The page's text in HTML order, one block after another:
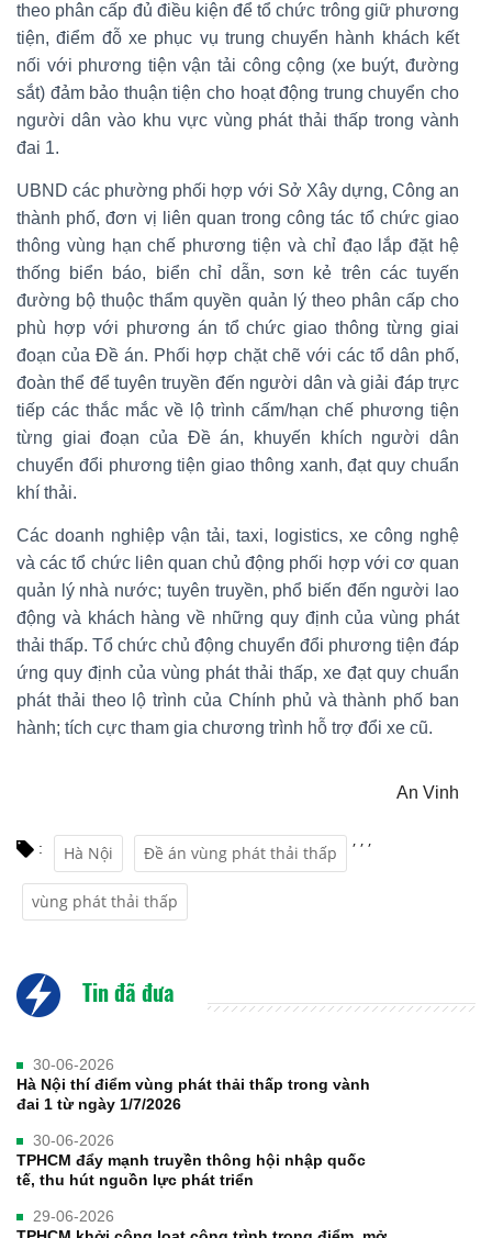
theo phân cấp đủ điều kiện để tổ chức trông giữ phương
tiện, điểm đỗ xe phục vụ trung chuyển hành khách kết
nối với phương tiện vận tải công cộng (xe buýt, đường
sắt) đảm bảo thuận tiện cho hoạt động trung chuyển cho
người dân vào khu vực vùng phát thải thấp trong vành
đai 1.
UBND các phường phối hợp với Sở Xây dựng, Công an
thành phố, đơn vị liên quan trong công tác tổ chức giao
thông vùng hạn chế phương tiện và chỉ đạo lắp đặt hệ
thống biển báo, biển chỉ dẫn, sơn kẻ trên các tuyến
đường bộ thuộc thẩm quyền quản lý theo phân cấp cho
phù hợp với phương án tổ chức giao thông từng giai
đoạn của Đề án. Phối hợp chặt chẽ với các tổ dân phố,
đoàn thể để tuyên truyền đến người dân và giải đáp trực
tiếp các thắc mắc về lộ trình cấm/hạn chế phương tiện
từng giai đoạn của Đề án, khuyến khích người dân
chuyển đổi phương tiện giao thông xanh, đạt quy chuẩn
khí thải.
Các doanh nghiệp vận tải, taxi, logistics, xe công nghệ
và các tổ chức liên quan chủ động phối hợp với cơ quan
quản lý nhà nước; tuyên truyền, phổ biến đến người lao
động và khách hàng về những quy định của vùng phát
thải thấp. Tổ chức chủ động chuyển đổi phương tiện đáp
ứng quy định của vùng phát thải thấp, xe đạt quy chuẩn
phát thải theo lộ trình của Chính phủ và thành phố ban
hành; tích cực tham gia chương trình hỗ trợ đổi xe cũ.
An Vinh
: Hà Nội
,
Đề án vùng phát thải thấp
,
vùng phát thải thấp
,
Tin đã đưa
30-06-2026
Hà Nội thí điểm vùng phát thải thấp trong vành
đai 1 từ ngày 1/7/2026
30-06-2026
TPHCM đẩy mạnh truyền thông hội nhập quốc
tế, thu hút nguồn lực phát triển
29-06-2026